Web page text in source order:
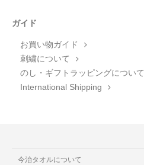
ガイド
お買い物ガイド
刺繍について
のし・ギフトラッピングについて
International Shipping
今治タオルについて